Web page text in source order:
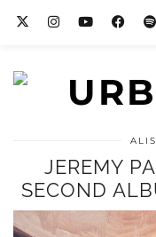
JEREMY
SECOND